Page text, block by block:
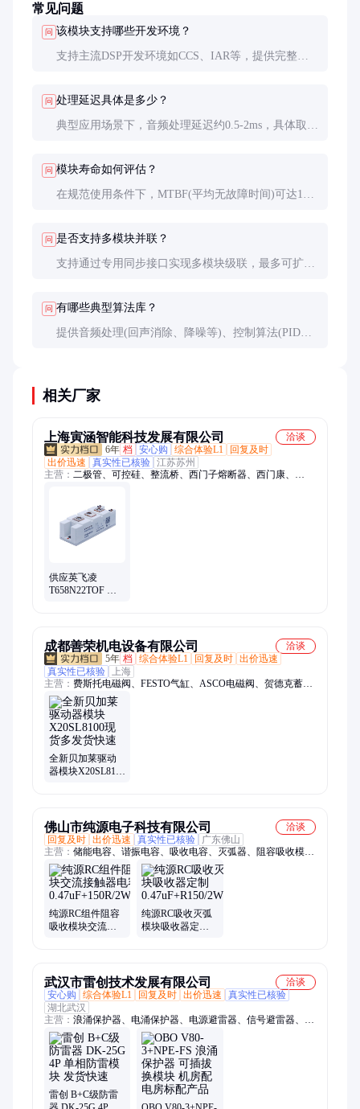
常见问题
问 该模块支持哪些开发环境？
支持主流DSP开发环境如CCS、IAR等，提供完整的
问 处理延迟具体是多少？
典型应用场景下，音频处理延迟约0.5-2ms，具体取决
问 模块寿命如何评估？
在规范使用条件下，MTBF(平均无故障时间)可达10
问 是否支持多模块并联？
支持通过专用同步接口实现多模块级联，最多可扩展
问 有哪些典型算法库？
提供音频处理(回声消除、降噪等)、控制算法(PID、
相关厂家
上海寅涵智能科技发展有限公司
洽谈
6年 档 安心购 综合体验L1
回复及时
出价迅速
真实性已核验 江苏苏州
主营： 二极管、可控硅、整流桥、西门子熔断器、西门康、
供应英飞凌
T658N22TOF 可
成都善荣机电设备有限公司
洽谈
5年 档 综合体验L1 回复及时 出价迅速
真实性已核验
上海
主营： 费斯托电磁阀、FESTO气缸、ASCO电磁阀、贺德克蓄能
器、易福门传感器、喜开理气缸、CAMOZZI电磁阀、派克软
管、THK、诺冠电磁阀、意大利SIRAI电磁阀、罗克韦尔、宝德
电磁阀、Atos溢流阀、Aventics气缸、danfoss压力开关
全新贝加莱驱动
器模块X20SL8100
佛山市纯源电子科技有限公司
洽谈
回复及时 出价迅速 真实性已核验
广东佛山
主营： 储能电容、谐振电容、吸收电容、灭弧器、阻容吸收模
块、阻容保护器、运转电容、风扇电容、cbb61电容、滤波电
容、补偿电容、音响电容、RC组件
纯源RC组件阻容
吸收模块交流接
纯源RC吸收灭弧
模块吸收器定制
武汉市雷创技术发展有限公司
洽谈
安心购
综合体验L1 回复及时 出价迅速
真实性已核验
湖北武汉
主营： 浪涌保护器、电涌保护器、电源避雷器、信号避雷器、电
源防雷器、低压浪涌保护器、防雷模块、光伏防雷器、网络防雷
器、2M防雷器、二合一防雷器、监控避雷器、DEHN防雷器、
CITEL防雷器、电源防雷模块、信号防雷器、机架式多路防雷
器、进口防雷器、天馈防雷器、开关量防雷器、智能防雷器、摄
像头防雷器、爱丽达避雷针、提前放电避雷针
雷创 B+C级防雷